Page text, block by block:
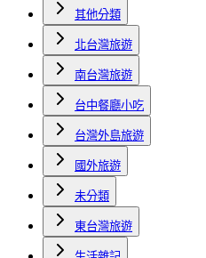
其他分類
北台灣旅遊
南台灣旅遊
台中餐廳小吃
台灣外島旅遊
國外旅遊
未分類
東台灣旅遊